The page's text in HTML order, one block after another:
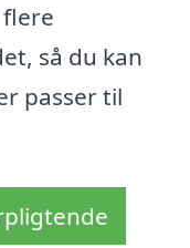
så du kan
passer til